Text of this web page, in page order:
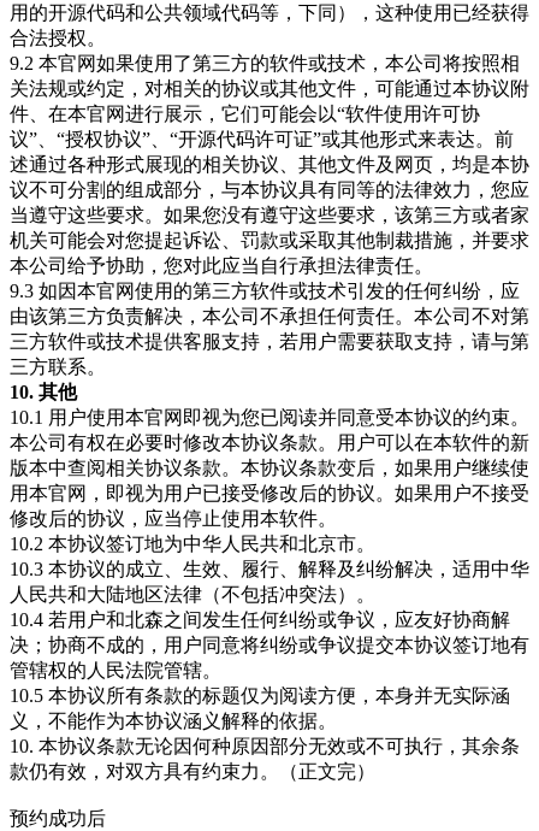
用的开源代码和公共领域代码等，下同），这种使用已经获得
合法授权。
9.2 本官网如果使用了第三方的软件或技术，本公司将按照相
关法规或约定，对相关的协议或其他文件，可能通过本协议附
件、在本官网进行展示，它们可能会以“软件使用许可协
议”、“授权协议”、“开源代码许可证”或其他形式来表达。前
述通过各种形式展现的相关协议、其他文件及网页，均是本协
议不可分割的组成部分，与本协议具有同等的法律效力，您应
当遵守这些要求。如果您没有遵守这些要求，该第三方或者家
机关可能会对您提起诉讼、罚款或采取其他制裁措施，并要求
本公司给予协助，您对此应当自行承担法律责任。
9.3 如因本官网使用的第三方软件或技术引发的任何纠纷，应
由该第三方负责解决，本公司不承担任何责任。本公司不对第
三方软件或技术提供客服支持，若用户需要获取支持，请与第
三方联系。
10. 其他
10.1 用户使用本官网即视为您已阅读并同意受本协议的约束。
本公司有权在必要时修改本协议条款。用户可以在本软件的新
版本中查阅相关协议条款。本协议条款变后，如果用户继续使
用本官网，即视为用户已接受修改后的协议。如果用户不接受
修改后的协议，应当停止使用本软件。
10.2 本协议签订地为中华人民共和北京市。
10.3 本协议的成立、生效、履行、解释及纠纷解决，适用中华
人民共和大陆地区法律（不包括冲突法）。
10.4 若用户和北森之间发生任何纠纷或争议，应友好协商解
决；协商不成的，用户同意将纠纷或争议提交本协议签订地有
管辖权的人民法院管辖。
10.5 本协议所有条款的标题仅为阅读方便，本身并无实际涵
义，不能作为本协议涵义解释的依据。
10. 本协议条款无论因何种原因部分无效或不可执行，其余条
款仍有效，对双方具有约束力。（正文完）
预约成功后